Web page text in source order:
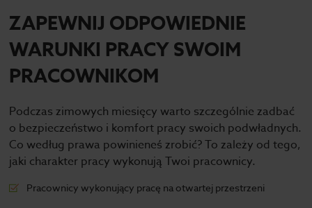
ZAPEWNIJ ODPOWIEDNIE
WARUNKI PRACY SWOIM
PRACOWNIKOM
Podczas zimowych miesięcy warto szczególnie zadbać
o bezpieczeństwo i komfort pracy swoich podwładnych.
Co według prawa powinieneś zrobić? To zależy od tego,
jaki charakter pracy wykonują Twoi pracownicy.
Pracownicy wykonujący pracę na otwartej przestrzeni